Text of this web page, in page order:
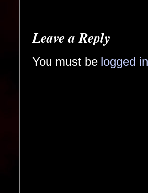
Leave a Reply
You must be logged in